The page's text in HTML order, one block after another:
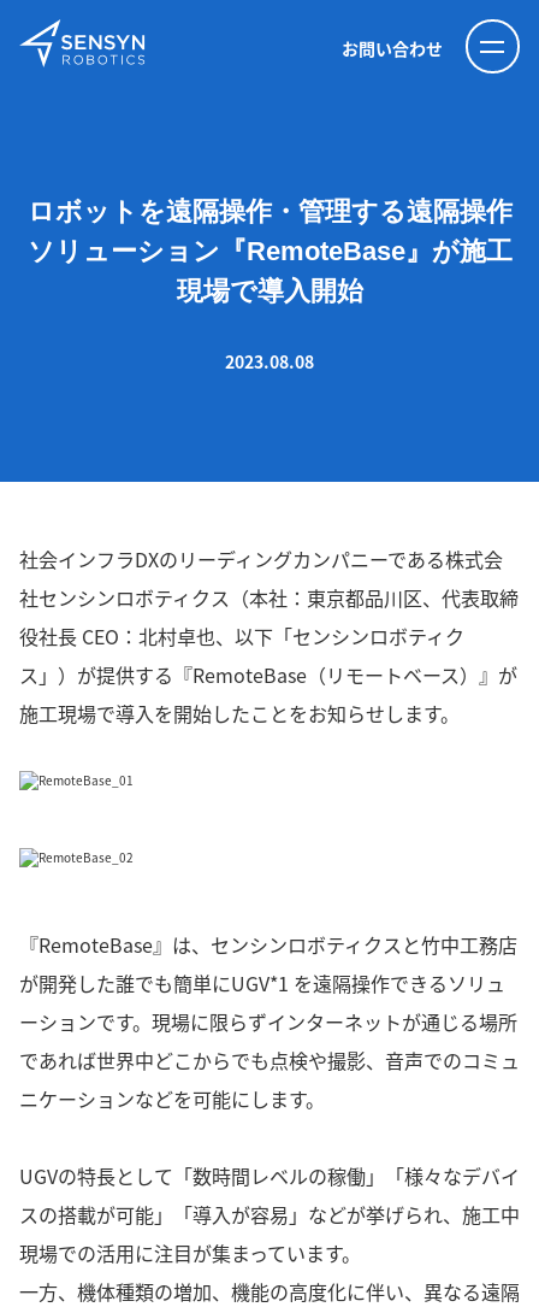
お問い合わせ
ロボットを遠隔操作・管理する遠隔操作
ソリューション『RemoteBase』が施工
現場で導入開始
2023.08.08
社会インフラDXのリーディングカンパニーである株式会
社センシンロボティクス（本社：東京都品川区、代表取締
役社長 CEO：北村卓也、以下「センシンロボティク
ス」）が提供する『RemoteBase（リモートベース）』が
施工現場で導入を開始したことをお知らせします。
『RemoteBase』は、センシンロボティクスと竹中工務店
が開発した誰でも簡単にUGV*1 を遠隔操作できるソリュ
ーションです。現場に限らずインターネットが通じる場所
であれば世界中どこからでも点検や撮影、音声でのコミュ
ニケーションなどを可能にします。
UGVの特長として「数時間レベルの稼働」「様々なデバイ
スの搭載が可能」「導入が容易」などが挙げられ、施工中
現場での活用に注目が集まっています。
一方、機体種類の増加、機能の高度化に伴い、異なる遠隔